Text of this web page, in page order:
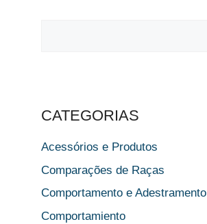
CATEGORIAS
Acessórios e Produtos
Comparações de Raças
Comportamento e Adestramento
Comportamiento